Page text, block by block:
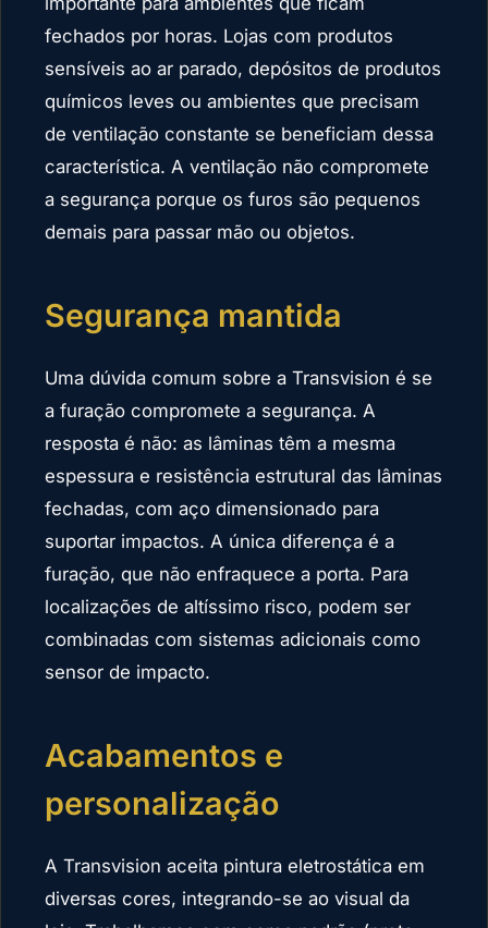
fechados por horas. Lojas com produtos
sensíveis ao ar parado, depósitos de produtos
químicos leves ou ambientes que precisam
de ventilação constante se beneficiam dessa
característica. A ventilação não compromete
a segurança porque os furos são pequenos
demais para passar mão ou objetos.
Segurança mantida
Uma dúvida comum sobre a Transvision é se
a furação compromete a segurança. A
resposta é não: as lâminas têm a mesma
espessura e resistência estrutural das lâminas
fechadas, com aço dimensionado para
suportar impactos. A única diferença é a
furação, que não enfraquece a porta. Para
localizações de altíssimo risco, podem ser
combinadas com sistemas adicionais como
sensor de impacto.
Acabamentos e
personalização
A Transvision aceita pintura eletrostática em
diversas cores, integrando-se ao visual da